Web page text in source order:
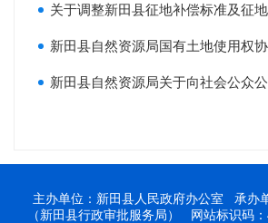
关于调整新田县征地补偿标准及征
新田县自然资源局国有土地使用权
新田县自然资源局关于向社会公众公开国
主办单位：新田县人民政府办公室 承办
（新田县行政审批服务局） 网站标识码